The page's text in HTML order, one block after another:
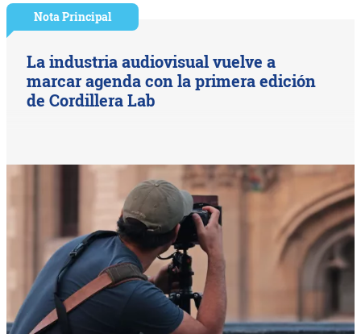
Nota Principal
La industria audiovisual vuelve a
marcar agenda con la primera edición
de Cordillera Lab